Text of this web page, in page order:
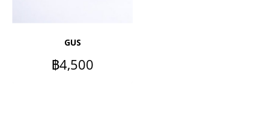
GUS
฿4,500